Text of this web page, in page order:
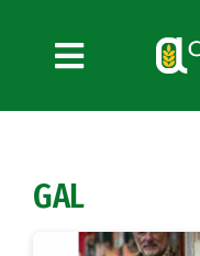
contenuto
Toggle
Navigation
News
Bandi
GAL